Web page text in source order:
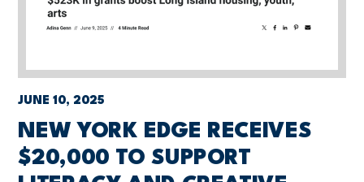
JUNE 10, 2025
NEW YORK EDGE RECEIVES
$20,000 TO SUPPORT